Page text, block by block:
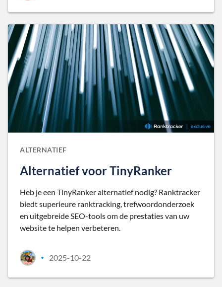
ALTERNATIEF
Alternatief voor TinyRanker
Heb je een TinyRanker alternatief nodig? Ranktracker
biedt superieure ranktracking, trefwoordonderzoek
en uitgebreide SEO-tools om de prestaties van uw
website te helpen verbeteren.
• 2025-10-22